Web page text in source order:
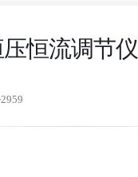
压恒流调节仪
2959